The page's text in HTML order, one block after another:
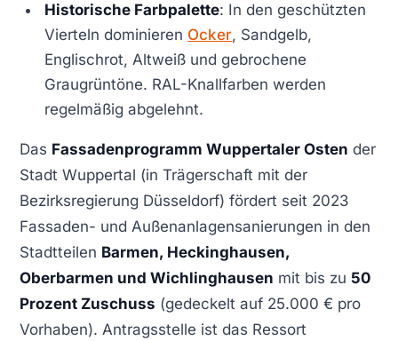
Historische Farbpalette: In den geschützten
Vierteln dominieren Ocker, Sandgelb,
Englischrot, Altweiß und gebrochene
Graugrüntöne. RAL-Knallfarben werden
regelmäßig abgelehnt.
Das Fassadenprogramm Wuppertaler Osten der
Stadt Wuppertal (in Trägerschaft mit der
Bezirksregierung Düsseldorf) fördert seit 2023
Fassaden- und Außenanlagensanierungen in den
Stadtteilen Barmen, Heckinghausen,
Oberbarmen und Wichlinghausen mit bis zu 50
Prozent Zuschuss (gedeckelt auf 25.000 € pro
Vorhaben). Antragsstelle ist das Ressort